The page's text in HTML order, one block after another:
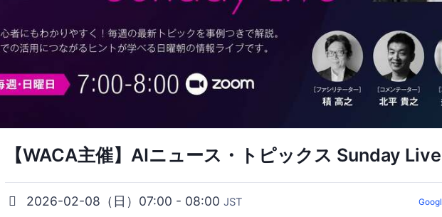
【WACA主催】AIニュース・トピックス Sunday
2026-02-08（日）07:00 - 08:00 JST